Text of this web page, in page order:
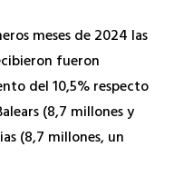
meses de 2024 las
fueron
del 10,5% respecto
(8,7 millones y
(8,7 millones, un